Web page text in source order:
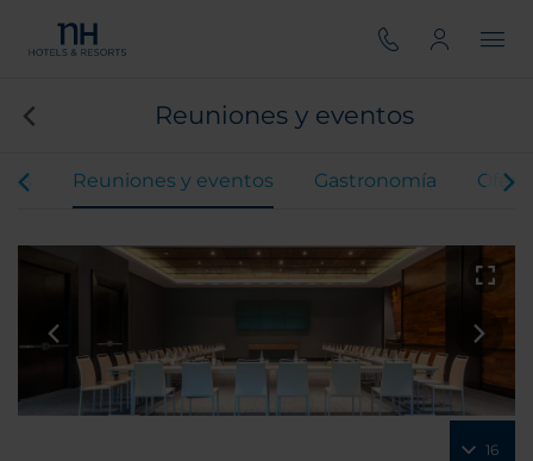
Reuniones y eventos
Reuniones y eventos Gastronomía
16